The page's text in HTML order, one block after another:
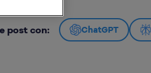
post con: ChatGPT